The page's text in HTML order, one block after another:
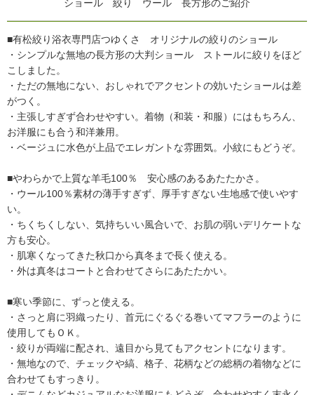
ショール 絞り ウール 長方形のご紹介
■有松絞り浴衣専門店つゆくさ オリジナルの絞りのショール
・シンプルな無地の長方形の大判ショール ストールに絞りをほど
こしました。
・ただの無地にない、おしゃれでアクセントの効いたショールは差
がつく。
・主張しすぎず合わせやすい。着物（和装・和服）にはもちろん、
お洋服にも合う和洋兼用。
・ベージュに水色が上品でエレガントな雰囲気。小紋にもどうぞ。
■やわらかで上質な羊毛100％ 安心感のあるあたたかさ。
・ウール100％素材の薄手すぎず、厚手すぎない生地感で使いやす
い。
・ちくちくしない、気持ちいい風合いで、お肌の弱いデリケートな
方も安心。
・肌寒くなってきた秋口から真冬まで長く使える。
・外は真冬はコートと合わせてさらにあたたかい。
■寒い季節に、ずっと使える。
・さっと肩に羽織ったり、首元にぐるぐる巻いてマフラーのように
使用してもＯＫ。
・絞りが両端に配され、遠目から見てもアクセントになります。
・無地なので、チェックや縞、格子、花柄などの総柄の着物などに
合わせてもすっきり。